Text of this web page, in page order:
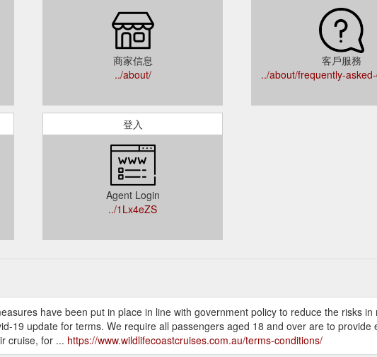
商家信息
../about/
客戶服務
../about/frequently-
登入
Agent Login
../1Lx4eZS
have been put in place in line with government policy to reduce the risks in
19 update for terms. We require all passengers aged 18 and over are to
cruise, for ... https://www.wildlifecoastcruises.com.au/terms-conditions/